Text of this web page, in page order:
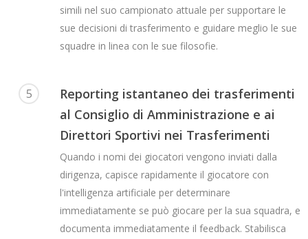
simili nel suo campionato attuale per supportare le
sue decisioni di trasferimento e guidare meglio le sue
squadre in linea con le sue filosofie.
5
Reporting istantaneo dei trasferimenti
al Consiglio di Amministrazione e ai
Direttori Sportivi nei Trasferimenti
Quando i nomi dei giocatori vengono inviati dalla
dirigenza, capisce rapidamente il giocatore con
l'intelligenza artificiale per determinare
immediatamente se può giocare per la sua squadra, e
documenta immediatamente il feedback. Stabilisca